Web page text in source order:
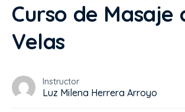
Curso de Masaje
Velas
Instructor
Luz Milena Herrera Arroyo